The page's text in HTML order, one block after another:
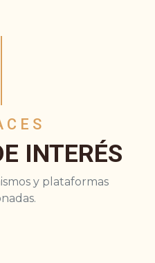
INTERÉS
y plataformas